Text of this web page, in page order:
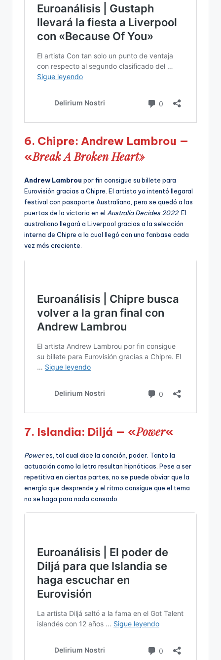
6. Chipre: Andrew Lambrou —
«Break A Broken Heart»
Andrew Lambrou por fin consigue su billete para
Eurovisión gracias a Chipre. El artista ya intentó llegaral
festival con pasaporte Australiano, pero se quedó a las
puertas de la victoria en el Australia Decides 2022. El
australiano llegará a Liverpool gracias a la selección
interna de Chipre a la cual llegó con una fanbase cada
vez más creciente.
7. Islandia: Diljá — «Power«
Poweres, tal cual dice la canción, poder. Tanto la
actuación como la letra resultan hipnóticas. Pese a ser
repetitiva en ciertas partes, no se puede obviar que la
energía que desprende y el ritmo consigue que el tema
no se haga para nada cansado.